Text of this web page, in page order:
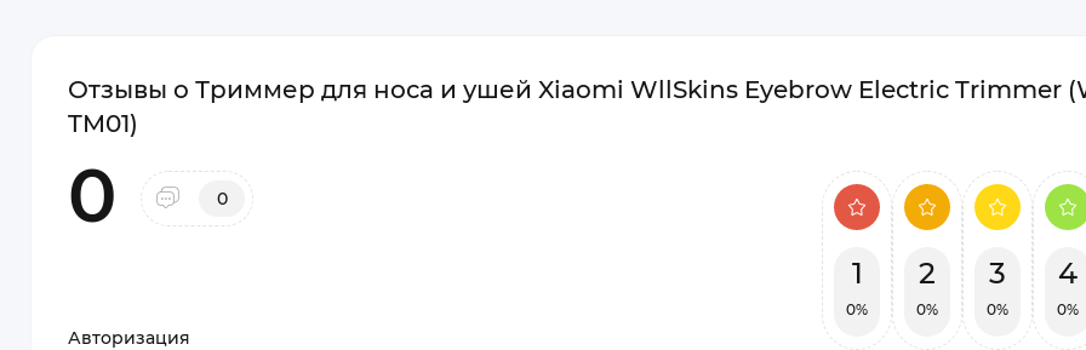
Отзывы о Триммер для носа и ушей Xiaomi WllSkins Eyebrow Electric Trimmer
TM01)
0 0
Авторизация
1
0%
2
0%
3
0%
4
0%